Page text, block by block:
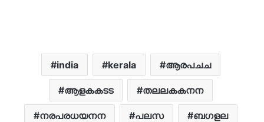
india kerala ആരപചച
ആളകകടട തലലകകനന
നരപരധയനന പലസ ബഗളല